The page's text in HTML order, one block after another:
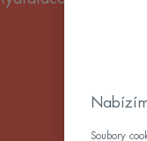
Soubory